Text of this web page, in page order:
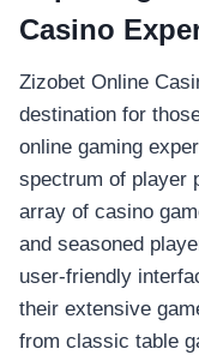
Casino
Zizobet Online
destination for
online gaming
spectrum of player
array of casino
and seasoned
user-friendly
their extensive
from classic table